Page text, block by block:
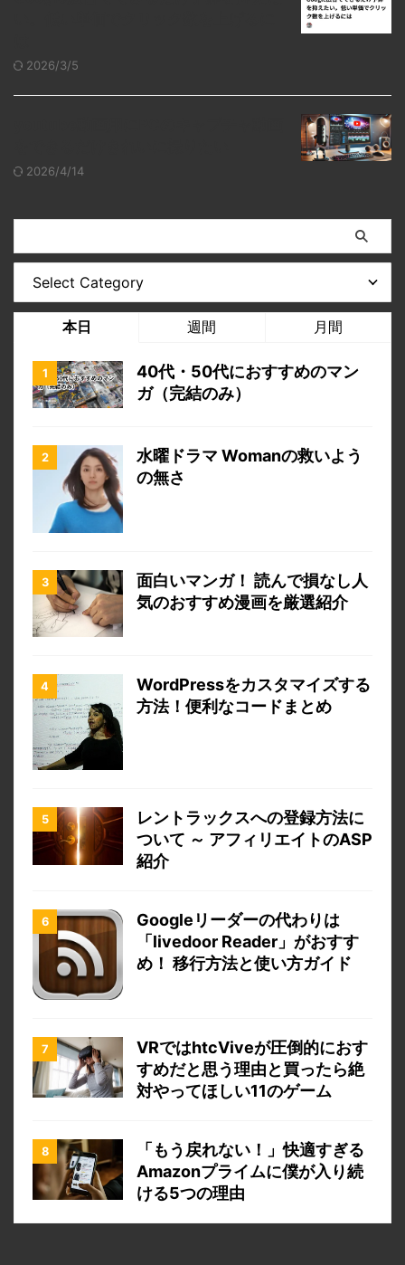
2026/3/5
2026/4/14
本日 週間 月間
40代・50代におすすめのマン
ガ（完結のみ）
水曜ドラマ Womanの救いよう
の無さ
面白いマンガ！ 読んで損なし人
気のおすすめ漫画を厳選紹介
WordPressをカスタマイズする
方法！便利なコードまとめ
レントラックスへの登録方法に
ついて ～ アフィリエイトのASP
紹介
Googleリーダーの代わりは
「livedoor Reader」がおすす
め！ 移行方法と使い方ガイド
VRではhtcViveが圧倒的におす
すめだと思う理由と買ったら絶
対やってほしい11のゲーム
「もう戻れない！」快適すぎる
Amazonプライムに僕が入り続
ける5つの理由